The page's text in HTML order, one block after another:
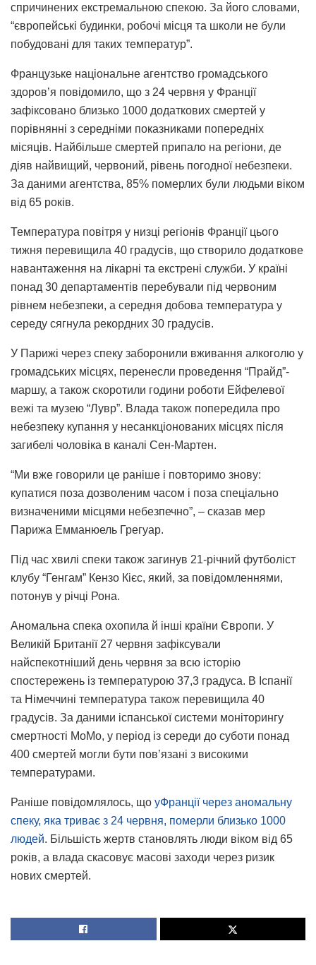
спричинених екстремальною спекою. За його словами,
“європейські будинки, робочі місця та школи не були
побудовані для таких температур”.
Французьке національне агентство громадського
здоров’я повідомило, що з 24 червня у Франції
зафіксовано близько 1000 додаткових смертей у
порівнянні з середніми показниками попередніх
місяців. Найбільше смертей припало на регіони, де
діяв найвищий, червоний, рівень погодної небезпеки.
За даними агентства, 85% померлих були людьми віком
від 65 років.
Температура повітря у низці регіонів Франції цього
тижня перевищила 40 градусів, що створило додаткове
навантаження на лікарні та екстрені служби. У країні
понад 30 департаментів перебували під червоним
рівнем небезпеки, а середня добова температура у
середу сягнула рекордних 30 градусів.
У Парижі через спеку заборонили вживання алкоголю у
громадських місцях, перенесли проведення “Прайд”-
маршу, а також скоротили години роботи Ейфелевої
вежі та музею “Лувр”. Влада також попередила про
небезпеку купання у несанкціонованих місцях після
загибелі чоловіка в каналі Сен-Мартен.
“Ми вже говорили це раніше і повторимо знову:
купатися поза дозволеним часом і поза спеціально
визначеними місцями небезпечно”, – сказав мер
Парижа Емманюель Грегуар.
Під час хвилі спеки також загинув 21-річний футболіст
клубу “Генгам” Кензо Кієс, який, за повідомленнями,
потонув у річці Рона.
Аномальна спека охопила й інші країни Європи. У
Великій Британії 27 червня зафіксували
найспекотніший день червня за всю історію
спостережень із температурою 37,3 градуса. В Іспанії
та Німеччині температура також перевищила 40
градусів. За даними іспанської системи моніторингу
смертності MoMo, у період із середи до суботи понад
400 смертей могли бути пов’язані з високими
температурами.
Раніше повідомлялось, що уФранції через аномальну
спеку, яка триває з 24 червня, померли близько 1000
людей. Більшість жертв становлять люди віком від 65
років, а влада скасовує масові заходи через ризик
нових смертей.